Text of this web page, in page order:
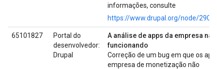
informações, consulte
https://www.drupal.org/node/
65101827
Portal do
desenvolvedor:
Drupal
A análise de apps da empresa
funcionando
Correção de um bug em que os
empresa de monetização não